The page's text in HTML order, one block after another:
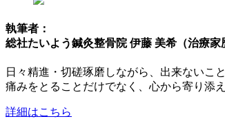
執筆者：
総社たいよう鍼灸整骨院 伊藤 美希（治療家
日々精進・切磋琢磨しながら、出来ないこ
痛みをとることだけでなく、心から寄り添
詳細はこちら